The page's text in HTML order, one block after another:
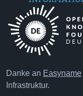
Danke an Easyname
Infrastruktur.